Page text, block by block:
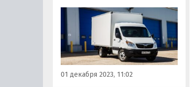
бренда. Об этом в пятницу
сообщили в пресс-службе
автопроизводителя.
01 декабря 2023, 11:02